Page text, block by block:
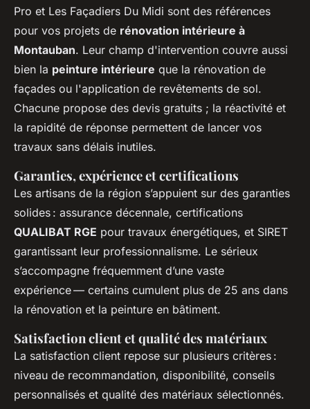
Pro et Les Façadiers Du Midi sont des références
pour vos projets de rénovation intérieure à
Montauban. Leur champ d'intervention couvre aussi
bien la peinture intérieure que la rénovation de
façades ou l'application de revêtements de sol.
Chacune propose des devis gratuits ; la réactivité et
la rapidité de réponse permettent de lancer vos
travaux sans délais inutiles.
Garanties, expérience et certifications
Les artisans de la région s’appuient sur des garanties
solides : assurance décennale, certifications
QUALIBAT RGE pour travaux énergétiques, et SIRET
garantissant leur professionnalisme. Le sérieux
s’accompagne fréquemment d’une vaste
expérience — certains cumulent plus de 25 ans dans
la rénovation et la peinture en bâtiment.
Satisfaction client et qualité des matériaux
La satisfaction client repose sur plusieurs critères :
niveau de recommandation, disponibilité, conseils
personnalisés et qualité des matériaux sélectionnés.